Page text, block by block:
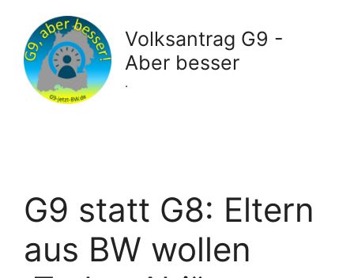
Inhalt
springen
Volksantrag G9 -
Aber besser
.
G9 statt G8: Eltern
aus BW wollen